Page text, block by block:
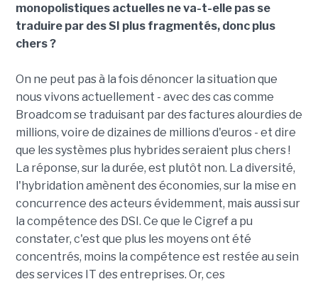
monopolistiques actuelles ne va-t-elle pas se
traduire par des SI plus fragmentés, donc plus
chers ?
On ne peut pas à la fois dénoncer la situation que
nous vivons actuellement - avec des cas comme
Broadcom se traduisant par des factures alourdies de
millions, voire de dizaines de millions d'euros - et dire
que les systèmes plus hybrides seraient plus chers !
La réponse, sur la durée, est plutôt non. La diversité,
l'hybridation amènent des économies, sur la mise en
concurrence des acteurs évidemment, mais aussi sur
la compétence des DSI. Ce que le Cigref a pu
constater, c'est que plus les moyens ont été
concentrés, moins la compétence est restée au sein
des services IT des entreprises. Or, ces